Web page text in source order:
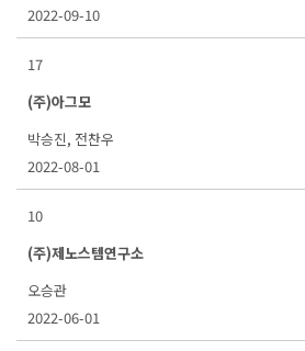
2022-09-10
17
(주)아그모
박승진, 전찬우
2022-08-01
10
(주)제노스템연구소
오승관
2022-06-01